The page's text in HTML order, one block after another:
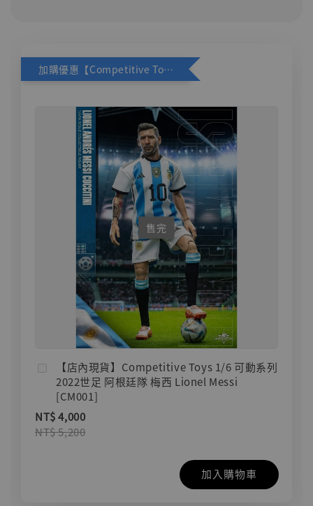
加購優惠【Competitive Toys 梅西 [CM001]】
售完
【店內現貨】Competitive Toys 1/6 可動系列
2022世足 阿根廷隊 梅西 Lionel Messi
[CM001]
NT$ 4,000
NT$ 5,200
加入購物車